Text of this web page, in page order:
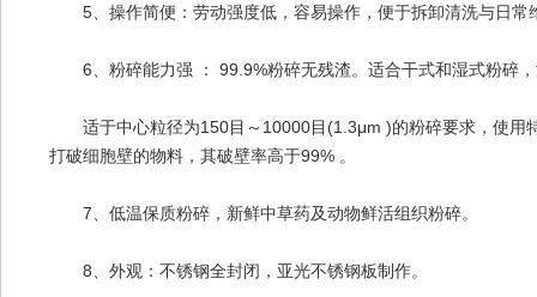
5、操作简便：劳动强度低，容易操作，便于拆卸清洗与日常
6、粉碎能力强 ： 99.9%粉碎无残渣。适合干式和湿式粉碎，
适于中心粒径为150目～10000目(1.3μm )的粉碎要求，使用
打破细胞壁的物料，其破壁率高于99% 。
7、低温保质粉碎，新鲜中草药及动物鲜活组织粉碎。
8、外观：不锈钢全封闭，亚光不锈钢板制作。